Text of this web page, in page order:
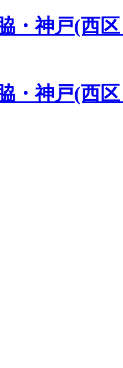
神戸(西
神戸(西